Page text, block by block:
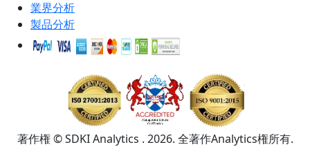
業界分析
製品分析
著作権 © SDKI Analytics . 2026. 全著作Analytics権所有.